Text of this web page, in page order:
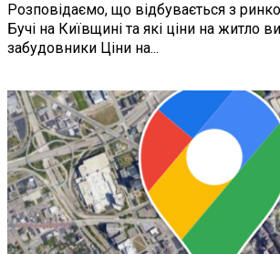
Розповідаємо, що відбувається з
Бучі на Київщині та які ціни на житло
забудовники Ціни на...